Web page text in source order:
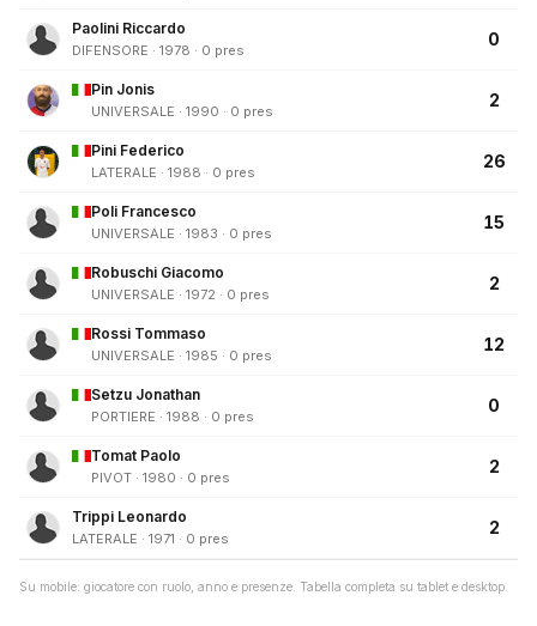
Paolini Riccardo
DIFENSORE · 1978 · 0 pres
0
Pin Jonis
UNIVERSALE · 1990 · 0 pres
2
Pini Federico
LATERALE · 1988 · 0 pres
26
Poli Francesco
UNIVERSALE · 1983 · 0 pres
15
Robuschi Giacomo
UNIVERSALE · 1972 · 0 pres
2
Rossi Tommaso
UNIVERSALE · 1985 · 0 pres
12
Setzu Jonathan
PORTIERE · 1988 · 0 pres
0
Tomat Paolo
PIVOT · 1980 · 0 pres
2
Trippi Leonardo
LATERALE · 1971 · 0 pres
2
Su mobile: giocatore con ruolo, anno e presenze. Tabella completa su tablet e desktop.